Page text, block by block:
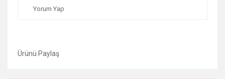
Yorum Yap
Ürünü Paylaş